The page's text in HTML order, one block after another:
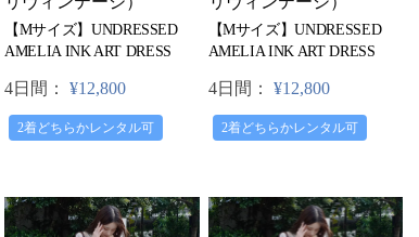
【Mサイズ】UNDRESSED
AMELIA INK ART DRESS
4日間： ¥12,800
2着どちらかレンタル可
【Mサイズ】UNDRESSED
AMELIA INK ART DRESS
4日間： ¥12,800
2着どちらかレンタル可